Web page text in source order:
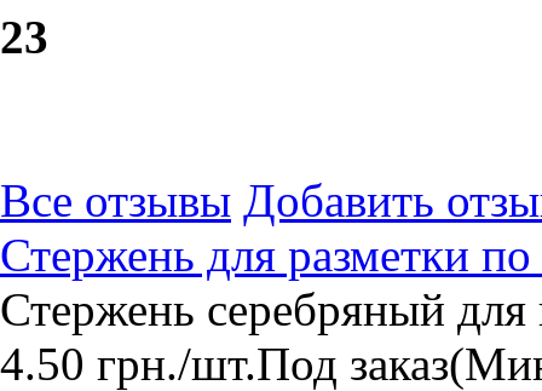
23
Все отзывы Добавить
Стержень для разметки
Стержень серебряный для
4.50 грн./шт.Под заказ